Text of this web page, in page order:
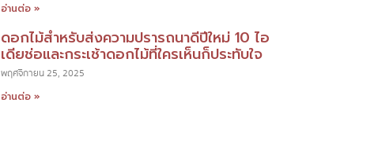
อ่านต่อ »
ดอกไม้สำหรับส่งความปรารถนาดีปีใหม่ 10 ไอ
เดียช่อและกระเช้าดอกไม้ที่ใครเห็นก็ประทับใจ
พฤศจิกายน 25, 2025
อ่านต่อ »